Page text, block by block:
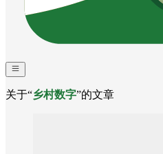
关于“乡村数字”的文章